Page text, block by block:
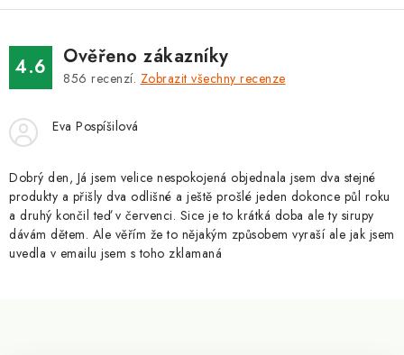
á
d
a
c
p
v
k
y
v
4.6 Ověřeno zákazníky
856 recenzí. Zobrazit všechny recenze
Eva Pospíšilová
Dobrý den, Já jsem velice nespokojená objednala jsem dva stejné
produkty a přišly dva odlišné a ještě prošlé jeden dokonce půl roku
a druhý končil teď v červenci. Sice je to krátká doba ale ty sirupy
dávám dětem. Ale věřím že to nějakým způsobem vyraší ale jak jsem
uvedla v emailu jsem s toho zklamaná